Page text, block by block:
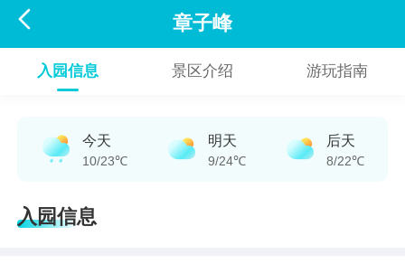
 章子峰
入园信息 景区介绍 游玩指南
今天
10/23℃
明天
9/24℃
后天
8/22℃
入园信息